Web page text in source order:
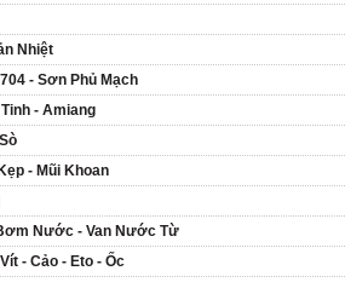
Nhiệt
- Sơn Phủ Mạch
- Amiang
- Mũi Khoan
Nước - Van Nước Từ
- Cảo - Eto - Ốc